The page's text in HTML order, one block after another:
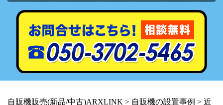
自販機販売(新品/中古)ARXLINK > 自販機の設置事例 > 近